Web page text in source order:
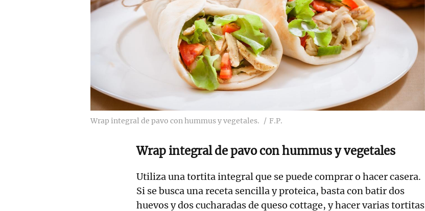
Wrap integral de pavo con hummus y vegetales. F.P.
Wrap integral de pavo con hummus y vegetales
Utiliza una tortita integral que se puede comprar o hacer casera.
Si se busca una receta sencilla y proteica, basta con batir dos
huevos y dos cucharadas de queso cottage, y hacer varias tortitas